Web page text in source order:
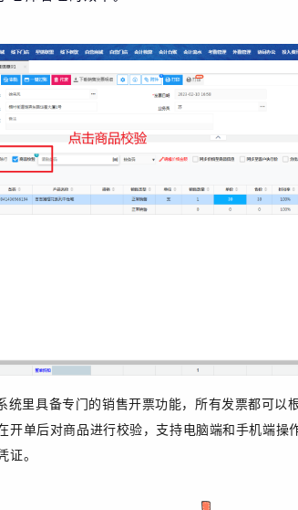
统里具备专门的销售开票功能，所有发票都可以
开单后对商品进行校验，支持电脑端和手机端操
证。